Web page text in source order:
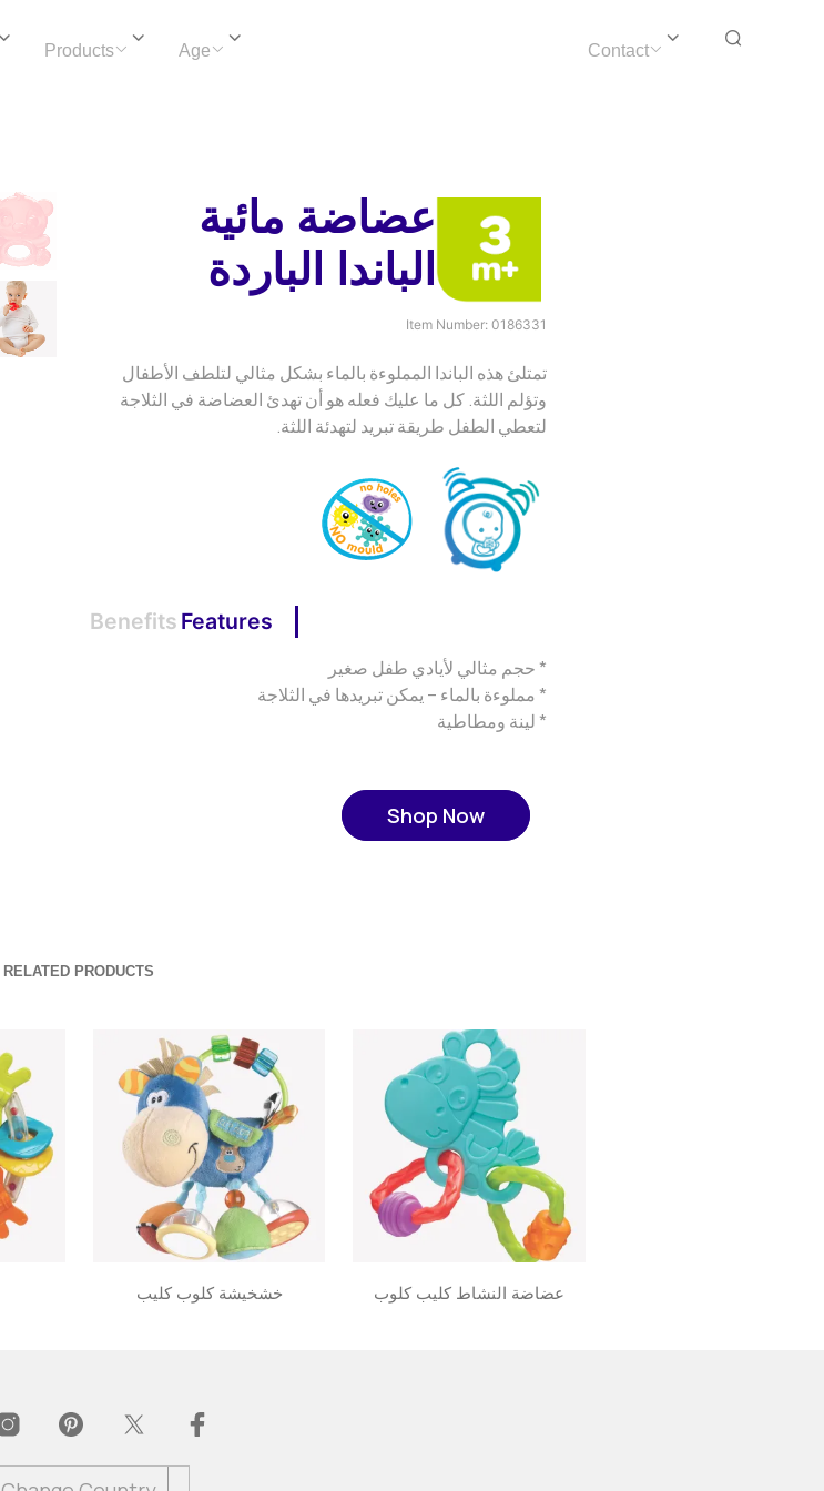
Age
Products Contact
عضاضة مائية
الباندا الباردة
Item Number: 0186331
تمتلئ هذه الباندا المملوءة بالماء بشكل مثالي لتلطف الأطفال
وتؤلم اللثة. كل ما عليك فعله هو أن تهدئ العضاضة في الثلاجة
لتعطي الطفل طريقة تبريد لتهدئة اللثة.
Features
Benefits
* حجم مثالي لأيادي طفل صغير
* مملوءة بالماء – يمكن تبريدها في الثلاجة
* لينة ومطاطية
Shop Now
RELATED PRODUCTS
خشخيشة كلوب كليب عضاضة النشاط كليب كلوب